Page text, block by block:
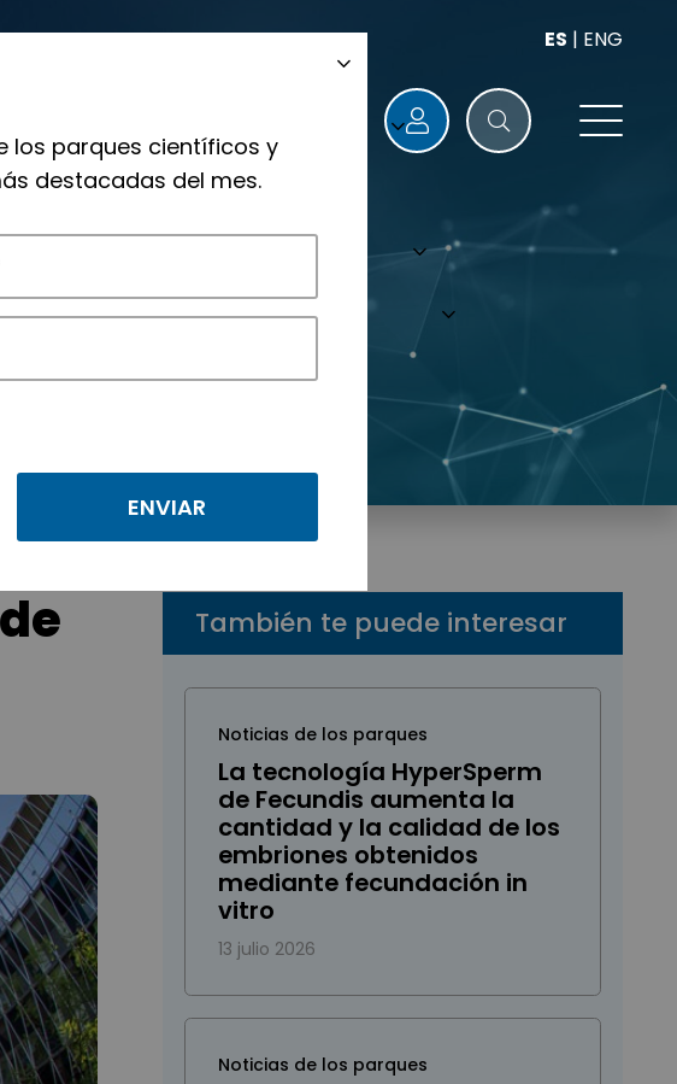
ES | ENG
y tecnológicos.
También te puede interesar
Noticias de los parques
La tecnología HyperSperm
de Fecundis aumenta la
cantidad y la calidad de los
embriones obtenidos
mediante fecundación in
vitro
13 julio 2026
Noticias de los parques
los parques científicos y
destacadas del mes.